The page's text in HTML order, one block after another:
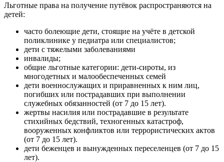
Льготные права на получение путёвок распространяются на
детей:
часто болеющие дети, стоящие на учёте в детской
поликлинике у педиатра или специалистов;
дети с тяжелыми заболеваниями
инвалиды;
общие льготные категории: дети-сироты, из
многодетных и малообеспеченных семей
дети военнослужащих и приравненных к ним лиц,
погибших или пострадавших при выполнении
служебных обязанностей (от 7 до 15 лет).
жертвы насилия или пострадавшие в результате
стихийных бедствий, техногенных катастроф,
вооруженных конфликтов или террористических актов
(от 7 до 15 лет).
дети беженцев и вынужденных переселенцев (от 7 до 15
лет).